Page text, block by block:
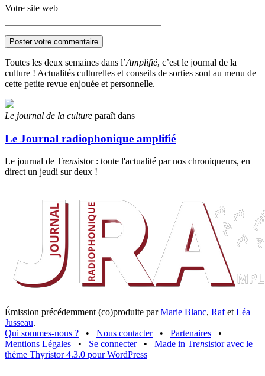
Votre site web
Toutes les deux semaines dans l’Amplifié, c’est le journal de la
culture ! Actualités culturelles et conseils de sorties sont au menu de
cette petite revue enjouée et personnelle.
Le journal de la culture paraît dans
Le Journal radiophonique amplifié
Le journal de Trensistor : toute l'actualité par nos chroniqueurs, en
direct un jeudi sur deux !
Émission précédemment (co)produite parMarie Blanc, Rafet Léa
Jusseau.
Qui sommes-nous ?
• Nous contacter • Partenaires
•
Mentions Légales
• Se connecter • Made in Trensistor avec le
thème Thyristor 4.3.0 pour WordPress